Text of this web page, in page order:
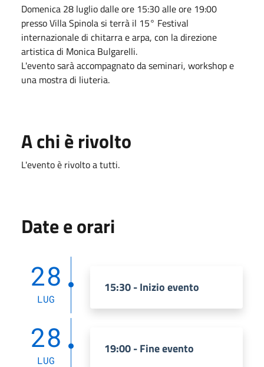
Domenica 28 luglio dalle ore 15:30 alle ore 19:00
presso Villa Spinola si terrà il 15° Festival
internazionale di chitarra e arpa, con la direzione
artistica di Monica Bulgarelli.
L'evento sarà accompagnato da seminari, workshop e
una mostra di liuteria.
A chi è rivolto
L'evento è rivolto a tutti.
Date e orari
28
LUG
15:30 - Inizio evento
28
LUG
19:00 - Fine evento